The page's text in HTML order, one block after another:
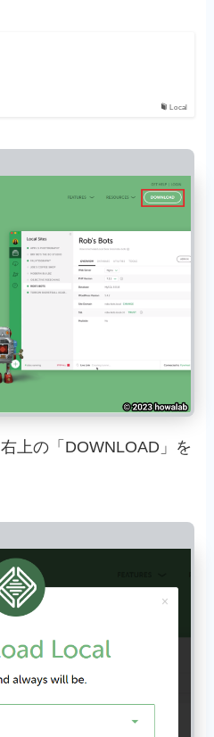
Local
上の「DOWNLOAD」を